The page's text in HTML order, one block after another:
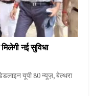
नई सुविधा
यूपी 80 न्यूज़, बेल्थरा